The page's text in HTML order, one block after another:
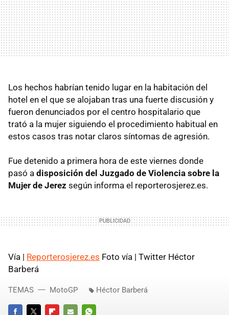
Los hechos habrían tenido lugar en la habitación del
hotel en el que se alojaban tras una fuerte discusión y
fueron denunciados por el centro hospitalario que
trató a la mujer siguiendo el procedimiento habitual en
estos casos tras notar claros síntomas de agresión.
Fue detenido a primera hora de este viernes donde
pasó a disposición del Juzgado de Violencia sobre la
Mujer de Jerez según informa el reporterosjerez.es.
Vía | Reporterosjerez.es Foto vía | Twitter Héctor
Barberá
TEMAS MotoGP Héctor Barberá